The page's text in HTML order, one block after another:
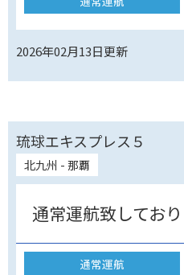
2026年02月13日更新
琉球エキスプレス５
北九州 - 那覇
通常運航致しており
通常運航